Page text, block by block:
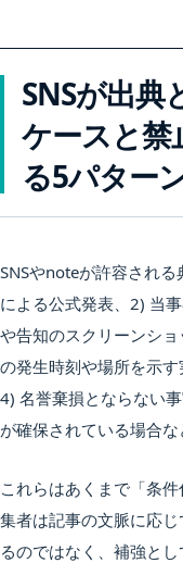
SNSが出典
ケースと禁
る5パターン
SNSやnoteが許容され
による公式発表、2) 当
や告知のスクリーンシ
の発生時刻や場所を示す
4) 名誉棄損とならない
が確保されている場合な
これらはあくまで「条
集者は記事の文脈に応じ
るのではなく、補強とし